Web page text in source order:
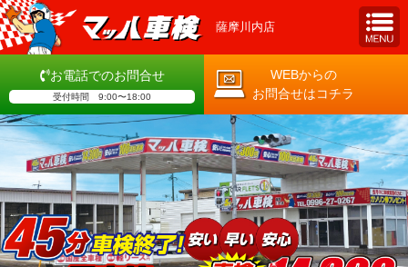
薩摩川内店
お電話でのお問合せ
受付時間 9:00〜18:00
WEBからの
お問合せはコチラ